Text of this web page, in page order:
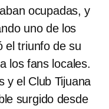
ocupadas, y
uno de los
el triunfo de su
los fans locales.
y el Club Tijuana
surgido desde